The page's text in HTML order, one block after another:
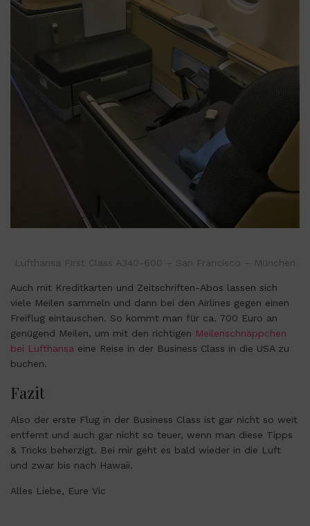
Lufthansa First Class A340-600 – San Francisco – München
Auch mit Kreditkarten und Zeitschriften-Abos lassen sich
viele Meilen sammeln und dann bei den Airlines gegen einen
Freiflug eintauschen. So kommt man für ca. 700 Euro an
genügend Meilen, um mit den richtigen Meilenschnäppchen
bei Lufthansa eine Reise in der Business Class in die USA zu
buchen.
Fazit
Also der erste Flug in der Business Class ist gar nicht so weit
entfernt und auch gar nicht so teuer, wenn man diese Tipps
& Tricks beherzigt. Bei mir geht es bald wieder in die Luft
und zwar bis nach Hawaii.
Alles Liebe, Eure Vic